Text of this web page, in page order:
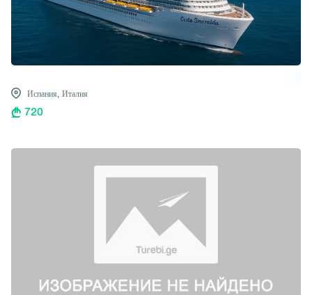
Испания, Италия
720